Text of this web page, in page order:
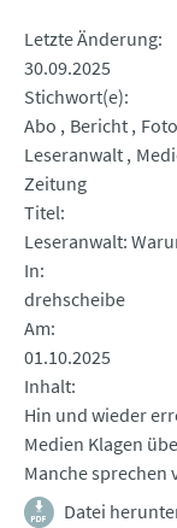
Letzte Änderung
30.09.2025
Stichwort(e)
Abo
Bericht Foto
Leseranwalt
Zeitung
Titel
Leseranwalt:
In
drehscheibe
Am
01.10.2025
Inhalt
Hin und wieder
Medien Klagen
Manche sprechen
Datei